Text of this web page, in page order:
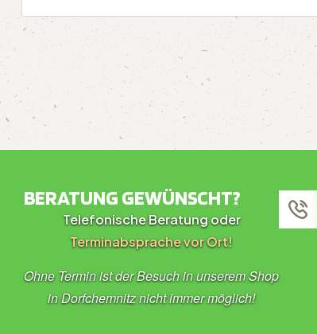
BERATUNG GEWÜNSCHT?
Telefonische Beratung oder
Terminabsprache vor Ort!
Ohne Termin ist der Besuch in unserem Shop
in Dorfchemnitz nicht immer möglich!